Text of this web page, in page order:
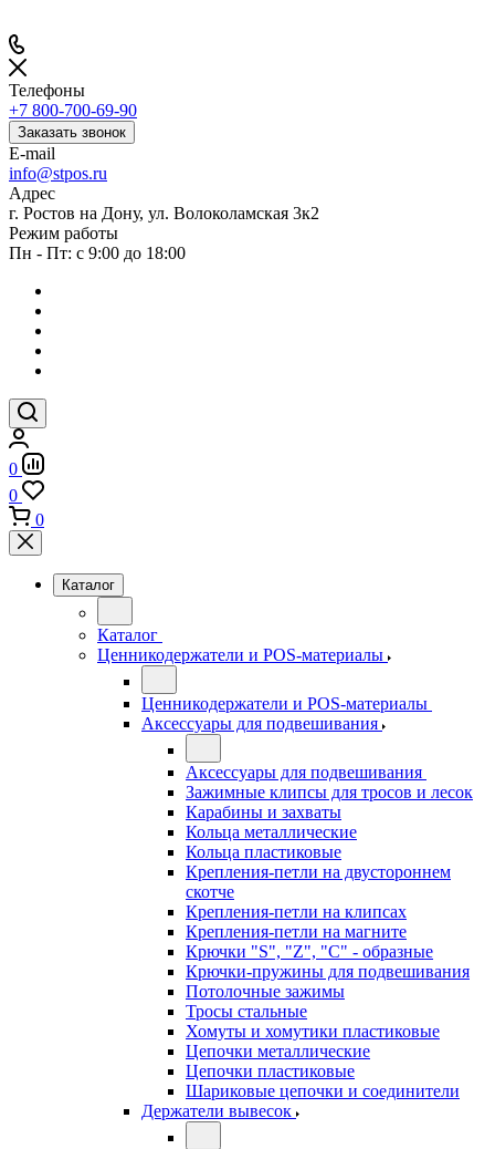
Телефоны
+7 800-700-69-90
Заказать звонок
E-mail
info@stpos.ru
Адрес
г. Ростов на Дону, ул. Волоколамская 3к2
Режим работы
Пн - Пт: с 9:00 до 18:00
0
0
0
Каталог
Каталог
Ценникодержатели и POS-материалы
Ценникодержатели и POS-материалы
Аксессуары для подвешивания
Аксессуары для подвешивания
Зажимные клипсы для тросов и лесок
Карабины и захваты
Кольца металлические
Кольца пластиковые
Крепления-петли на двустороннем
скотче
Крепления-петли на клипсах
Крепления-петли на магните
Крючки "S", "Z", "C" - образные
Крючки-пружины для подвешивания
Потолочные зажимы
Тросы стальные
Хомуты и хомутики пластиковые
Цепочки металлические
Цепочки пластиковые
Шариковые цепочки и соединители
Держатели вывесок